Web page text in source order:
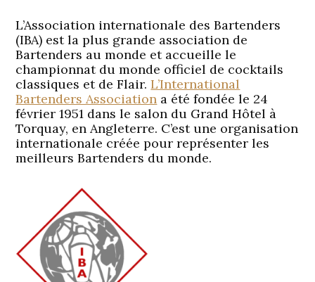
L’Association internationale des Bartenders
(IBA) est la plus grande association de
Bartenders au monde et accueille le
championnat du monde officiel de cocktails
classiques et de Flair.L’International
Bartenders Association a été fondée le 24
février 1951 dans le salon du Grand Hôtel à
Torquay, en Angleterre. C’est une organisation
internationale créée pour représenter les
meilleurs Bartenders du monde.